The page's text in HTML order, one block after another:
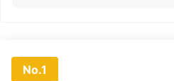
No.1